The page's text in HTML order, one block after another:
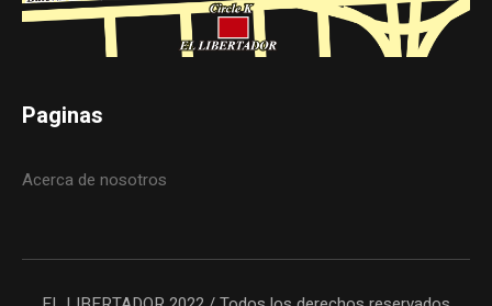
Paginas
Acerca de nosotros